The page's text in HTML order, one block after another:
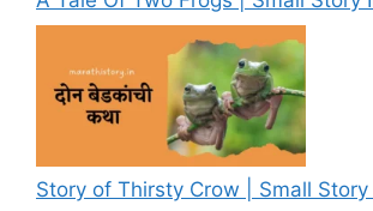
Story of Thirsty Crow | Small